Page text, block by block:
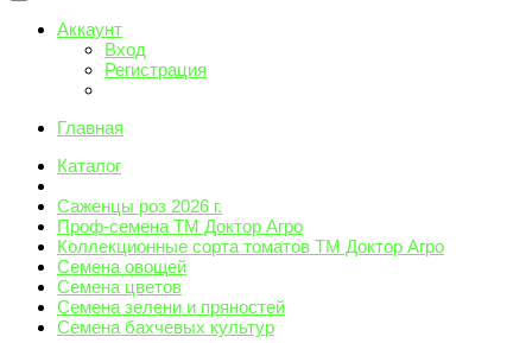
Аккаунт
Вход
Регистрация
Главная
Каталог
Саженцы роз 2026 г.
Проф-семена ТМ Доктор Агро
Коллекционные сорта томатов ТМ Доктор Агро
Семена овощей
Семена цветов
Семена зелени и пряностей
Семена бахчевых культур